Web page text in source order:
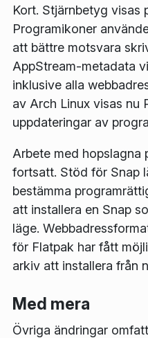
Kort. Stjärnbetyg visas
Programikoner
att bättre motsvara
AppStream-metadata
inklusive alla
av Arch Linux visas nu
uppdateringar av
Arbete med hopslagna
fortsatt. Stöd för Snap
bestämma
att installera en Snap
läge.
för Flatpak har fått
arkiv att installera från
Med mera
Övriga ändringar